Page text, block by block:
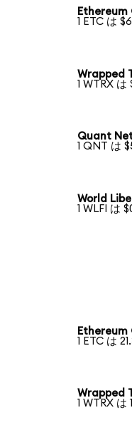
Ethereum
1 ETC は
Wrapped
1 WTRX は
Quant
1 QNT は
World
1 WLFI は
Ethereum
1 ETC は
Wrapped
1 WTRX は